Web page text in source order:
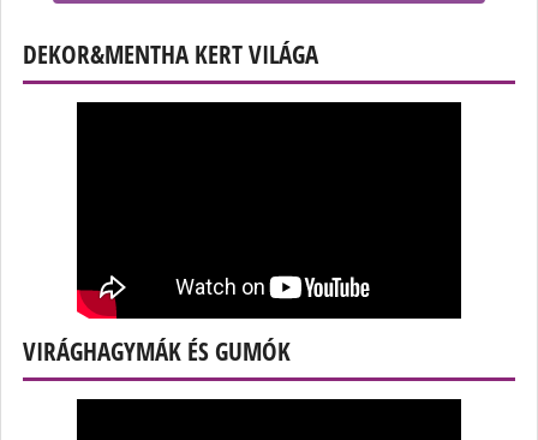
DEKOR&MENTHA KERT VILÁGA
VIRÁGHAGYMÁK ÉS GUMÓK